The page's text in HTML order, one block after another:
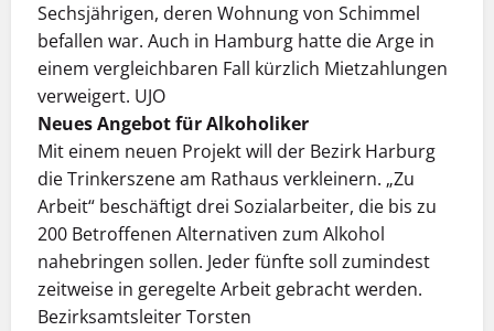
Sechsjährigen, deren Wohnung von Schimmel
befallen war. Auch in Hamburg hatte die Arge in
einem vergleichbaren Fall kürzlich Mietzahlungen
verweigert. UJO
Neues Angebot für Alkoholiker
Mit einem neuen Projekt will der Bezirk Harburg
die Trinkerszene am Rathaus verkleinern. „Zu
Arbeit“ beschäftigt drei Sozialarbeiter, die bis zu
200 Betroffenen Alternativen zum Alkohol
nahebringen sollen. Jeder fünfte soll zumindest
zeitweise in geregelte Arbeit gebracht werden.
Bezirksamtsleiter Torsten